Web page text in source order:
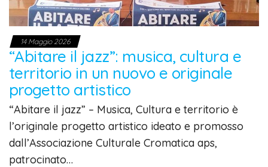
14 Maggio 2026
“Abitare il jazz”: musica, cultura e
territorio in un nuovo e originale
progetto artistico
“Abitare il jazz” – Musica, Cultura e territorio è
l’originale progetto artistico ideato e promosso
dall’Associazione Culturale Cromatica aps,
patrocinato…